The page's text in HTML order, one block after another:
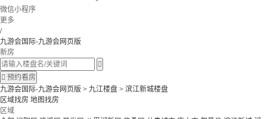
微信小程序
更多
/
九游会国际-九游会网页版
新房

 预约看房
九游会国际-九游会网页版 > 九江楼盘 > 滨江新城楼盘
区域找房 地图找房
区域